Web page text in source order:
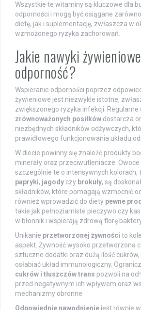
Wszystkie te witaminy są kluczowe dla
odporności i mogą być osiągane
dietę, jak i suplementację, zwłaszcza w
wzmożonego ryzyka zachorowań.
Jakie nawyki
odporność?
Wspieranie odporności poprzez
żywieniowe jest niezwykle istotne,
zwiększonego ryzyka infekcji. Regularne
zrównoważonych posiłków dostarcza
niezbędnych składników odżywczych,
prawidłowego funkcjonowania układu
W diecie powinny się znaleźć produkty
minerały oraz przeciwutleniacze.
szczególnie te o intensywnych kolorach,
papryki, jagody czy brokuły, są
składników, które pomagają wzmocnić
również wprowadzić do diety pewne
takie jak pełnoziarniste pieczywo czy
w błonnik i wspierają zdrową florę
Unikanie przetworzonej żywności to
aspekt. Żywność wysoko przetworzona
sztuczne dodatki oraz dużą ilość
osłabiać układ immunologiczny.
cukrów i tłuszczów trans pozwoli na
przed negatywnym ich wpływem oraz
mechanizmy obronne.
Odpowiednie nawodnienie jest równie